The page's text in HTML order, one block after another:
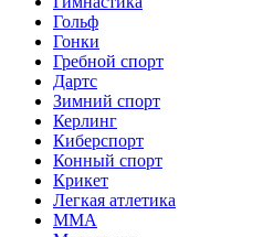
Гольф
Гонки
Гребной спорт
Дартс
Зимний спорт
Керлинг
Киберспорт
Конный спорт
Крикет
Легкая атлетика
ММА